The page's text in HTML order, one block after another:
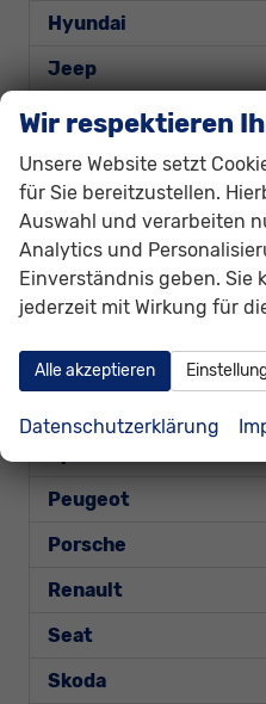
Hyundai
Jeep
Kia
MAN
Mazda
MX-5
Mercedes-Benz
MG
Peugeot
Porsche
Renault
Seat
Skoda
Wir respektieren
Unsere Website setzt
für Sie bereitzustellen.
Auswahl und verarbeiten
Analytics und
Einverständnis geben. Sie
jederzeit mit Wirkung für
Alle akzeptieren
Datenschutzerklärung